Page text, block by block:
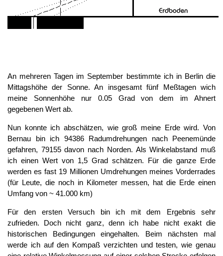
An mehreren Tagen im September bestimmte ich in Berlin die
Mittagshöhe der Sonne. An insgesamt fünf Meßtagen wich
meine Sonnenhöhe nur 0.05 Grad von dem im Ahnert
gegebenen Wert ab.
Nun konnte ich abschätzen, wie groß meine Erde wird. Von
Bernau bin ich 94386 Radumdrehungen nach Peenemünde
gefahren, 79155 davon nach Norden. Als Winkelabstand muß
ich einen Wert von 1,5 Grad schätzen. Für die ganze Erde
werden es fast 19 Millionen Umdrehungen meines Vorderrades
(für Leute, die noch in Kilometer messen, hat die Erde einen
Umfang von ~ 41.000 km)
Für den ersten Versuch bin ich mit dem Ergebnis sehr
zufrieden. Doch nicht ganz, denn ich habe nicht exakt die
historischen Bedingungen eingehalten. Beim nächsten mal
werde ich auf den Kompaß verzichten und testen, wie genau